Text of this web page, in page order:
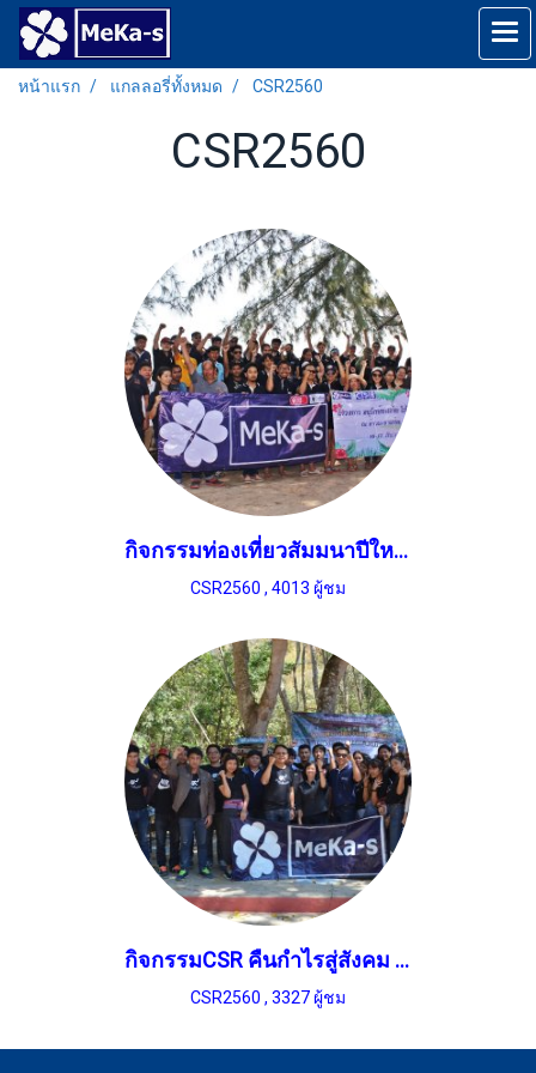
หน้าแรก แกลลอรี่ทั้งหมด CSR2560
CSR2560
กิจกรรมท่องเที่ยวสัมมนาปีใหม่ 2560
CSR2560 , 4013 ผู้ชม
กิจกรรมCSR คืนกำไรสู่สังคม ณ โรงเรียนปงแม่ลอบ สาขาขุนก๋อง จ.ลำพูน 25-26 ก.พ. 2560
CSR2560 , 3327 ผู้ชม